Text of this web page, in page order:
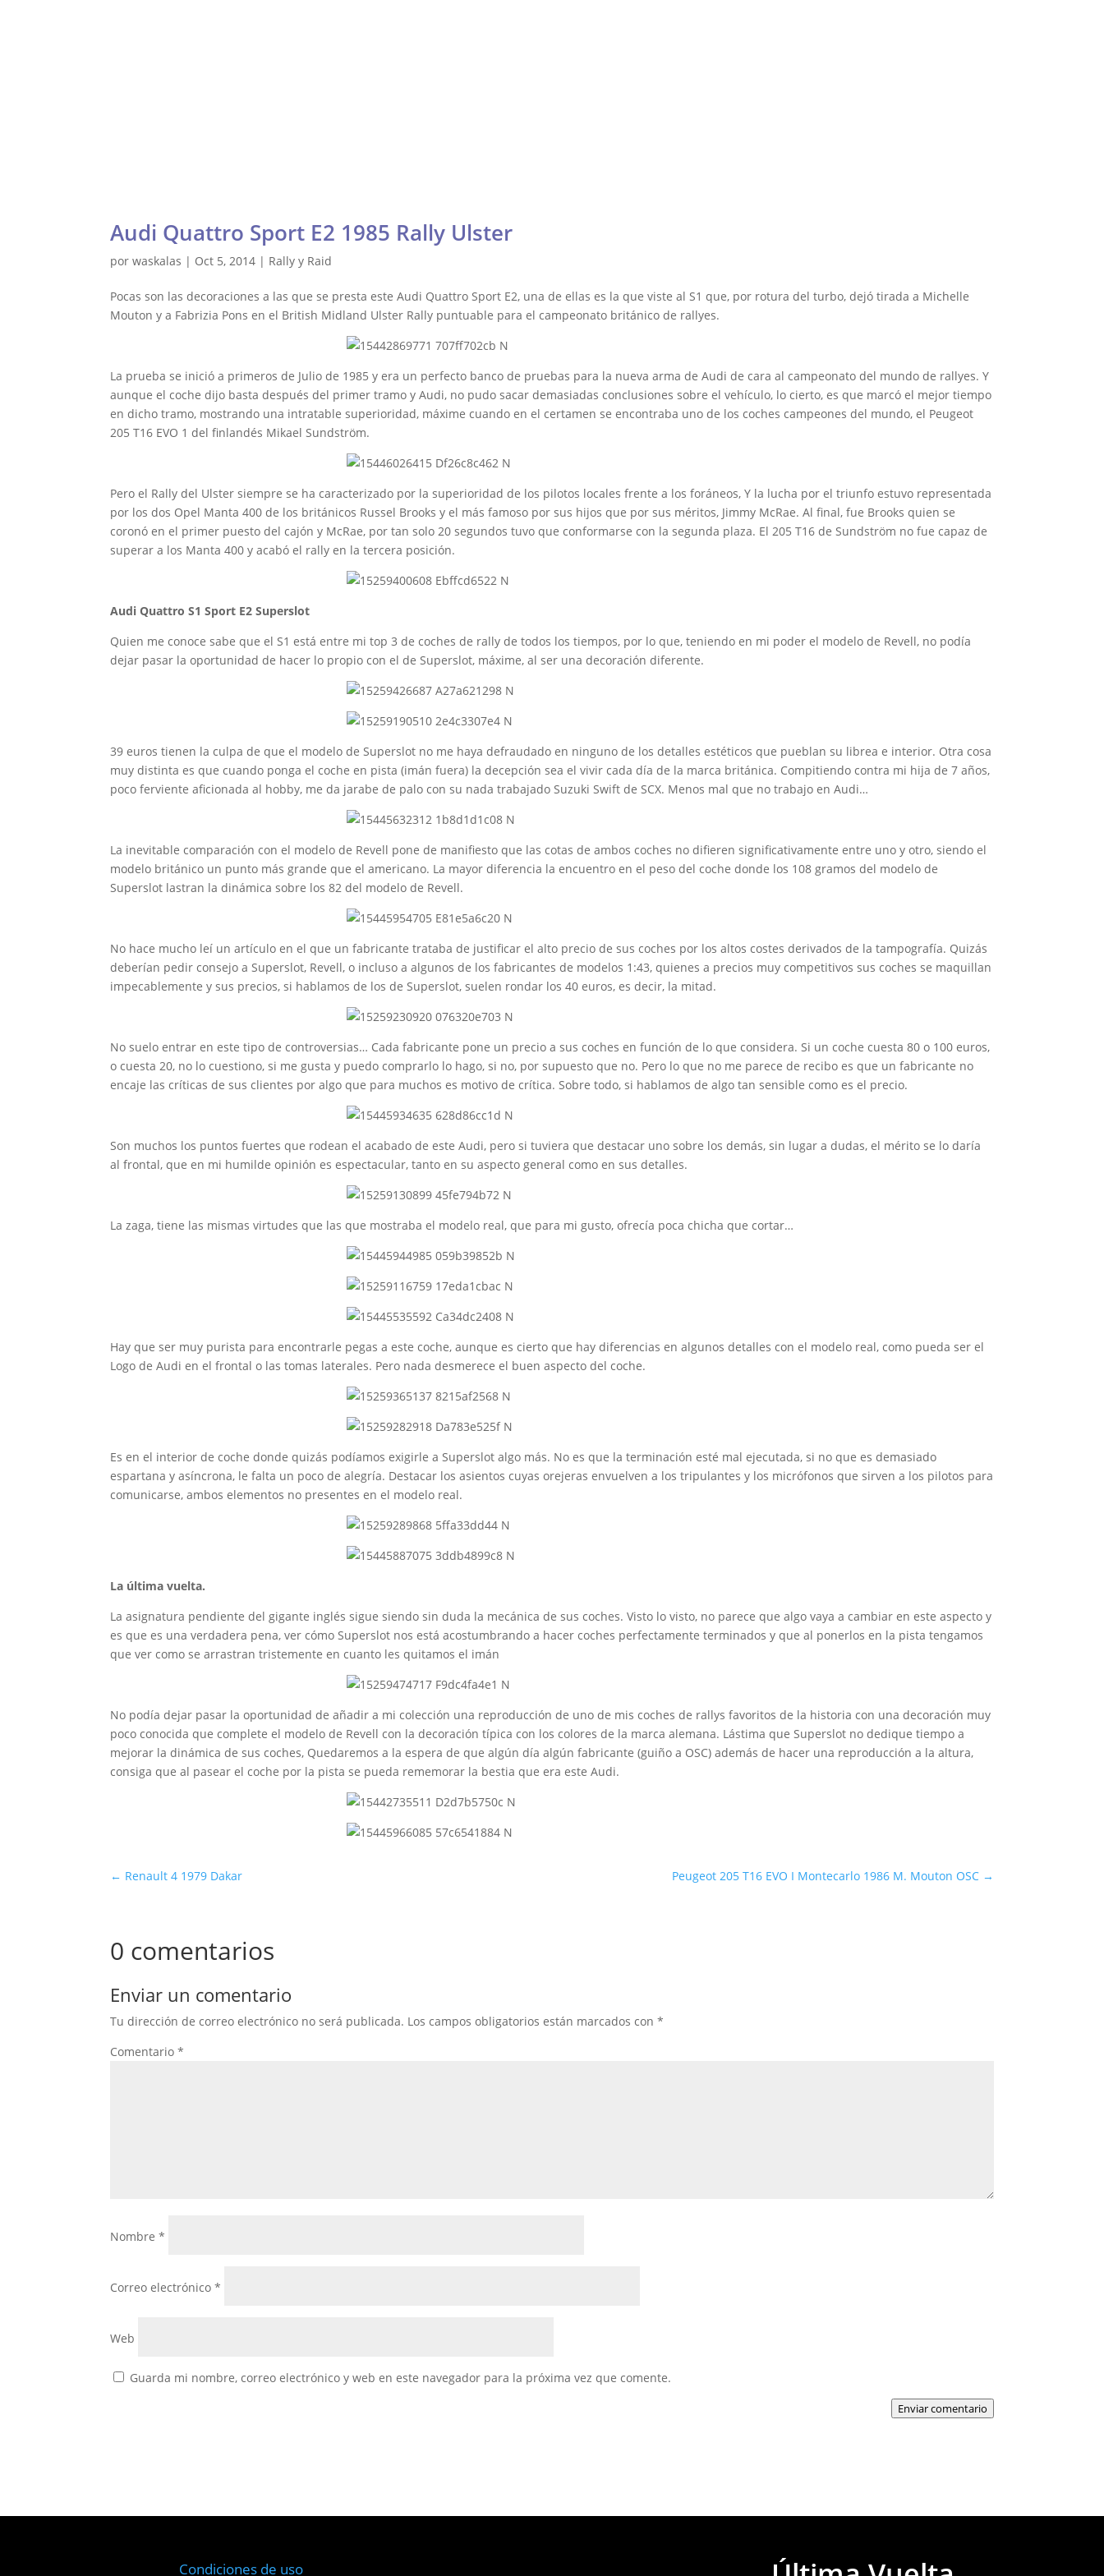
Audi Quattro Sport E2 1985 Rally Ulster
porwaskalas | Oct 5, 2014 | Rally y Raid
Pocas son las decoraciones a las que se presta este Audi Quattro Sport E2, una de ellas es la que viste al S1 que, por rotura del turbo, dejó tirada a Michelle
Mouton y a Fabrizia Pons en el British Midland Ulster Rally puntuable para el campeonato británico de rallyes.
La prueba se inició a primeros de Julio de 1985 y era un perfecto banco de pruebas para la nueva arma de Audi de cara al campeonato del mundo de rallyes. Y
aunque el coche dijo basta después del primer tramo y Audi, no pudo sacar demasiadas conclusiones sobre el vehículo, lo cierto, es que marcó el mejor tiempo
en dicho tramo, mostrando una intratable superioridad, máxime cuando en el certamen se encontraba uno de los coches campeones del mundo, el Peugeot
205 T16 EVO 1 del finlandés Mikael Sundström.
Pero el Rally del Ulster siempre se ha caracterizado por la superioridad de los pilotos locales frente a los foráneos, Y la lucha por el triunfo estuvo representada
por los dos Opel Manta 400 de los británicos Russel Brooks y el más famoso por sus hijos que por sus méritos, Jimmy McRae. Al final, fue Brooks quien se
coronó en el primer puesto del cajón y McRae, por tan solo 20 segundos tuvo que conformarse con la segunda plaza. El 205 T16 de Sundström no fue capaz de
superar a los Manta 400 y acabó el rally en la tercera posición.
Audi Quattro S1 Sport E2 Superslot
Quien me conoce sabe que el S1 está entre mi top 3 de coches de rally de todos los tiempos, por lo que, teniendo en mi poder el modelo de Revell, no podía
dejar pasar la oportunidad de hacer lo propio con el de Superslot, máxime, al ser una decoración diferente.
39 euros tienen la culpa de que el modelo de Superslot no me haya defraudado en ninguno de los detalles estéticos que pueblan su librea e interior. Otra cosa
muy distinta es que cuando ponga el coche en pista (imán fuera) la decepción sea el vivir cada día de la marca británica. Compitiendo contra mi hija de 7 años,
poco ferviente aficionada al hobby, me da jarabe de palo con su nada trabajado Suzuki Swift de SCX. Menos mal que no trabajo en Audi…
La inevitable comparación con el modelo de Revell pone de manifiesto que las cotas de ambos coches no difieren significativamente entre uno y otro, siendo el
modelo británico un punto más grande que el americano. La mayor diferencia la encuentro en el peso del coche donde los 108 gramos del modelo de
Superslot lastran la dinámica sobre los 82 del modelo de Revell.
No hace mucho leí un artículo en el que un fabricante trataba de justificar el alto precio de sus coches por los altos costes derivados de la tampografía. Quizás
deberían pedir consejo a Superslot, Revell, o incluso a algunos de los fabricantes de modelos 1:43, quienes a precios muy competitivos sus coches se maquillan
impecablemente y sus precios, si hablamos de los de Superslot, suelen rondar los 40 euros, es decir, la mitad.
No suelo entrar en este tipo de controversias… Cada fabricante pone un precio a sus coches en función de lo que considera. Si un coche cuesta 80 o 100 euros,
o cuesta 20, no lo cuestiono, si me gusta y puedo comprarlo lo hago, si no, por supuesto que no. Pero lo que no me parece de recibo es que un fabricante no
encaje las críticas de sus clientes por algo que para muchos es motivo de crítica. Sobre todo, si hablamos de algo tan sensible como es el precio.
Son muchos los puntos fuertes que rodean el acabado de este Audi, pero si tuviera que destacar uno sobre los demás, sin lugar a dudas, el mérito se lo daría
al frontal, que en mi humilde opinión es espectacular, tanto en su aspecto general como en sus detalles.
La zaga, tiene las mismas virtudes que las que mostraba el modelo real, que para mi gusto, ofrecía poca chicha que cortar…
Hay que ser muy purista para encontrarle pegas a este coche, aunque es cierto que hay diferencias en algunos detalles con el modelo real, como pueda ser el
Logo de Audi en el frontal o las tomas laterales. Pero nada desmerece el buen aspecto del coche.
Es en el interior de coche donde quizás podíamos exigirle a Superslot algo más. No es que la terminación esté mal ejecutada, si no que es demasiado
espartana y asíncrona, le falta un poco de alegría. Destacar los asientos cuyas orejeras envuelven a los tripulantes y los micrófonos que sirven a los pilotos para
comunicarse, ambos elementos no presentes en el modelo real.
La última vuelta.
La asignatura pendiente del gigante inglés sigue siendo sin duda la mecánica de sus coches. Visto lo visto, no parece que algo vaya a cambiar en este aspecto y
es que es una verdadera pena, ver cómo Superslot nos está acostumbrando a hacer coches perfectamente terminados y que al ponerlos en la pista tengamos
que ver como se arrastran tristemente en cuanto les quitamos el imán
No podía dejar pasar la oportunidad de añadir a mi colección una reproducción de uno de mis coches de rallys favoritos de la historia con una decoración muy
poco conocida que complete el modelo de Revell con la decoración típica con los colores de la marca alemana. Lástima que Superslot no dedique tiempo a
mejorar la dinámica de sus coches, Quedaremos a la espera de que algún día algún fabricante (guiño a OSC) además de hacer una reproducción a la altura,
consiga que al pasear el coche por la pista se pueda rememorar la bestia que era este Audi.
← Renault 4 1979 Dakar Peugeot 205 T16 EVO I Montecarlo 1986 M. Mouton OSC→
0 comentarios
Enviar un comentario
Tu dirección de correo electrónico no será publicada. Los campos obligatorios están marcados con*
Comentario*
Nombre*
Correo electrónico*
Web
Guarda mi nombre, correo electrónico y web en este navegador para la próxima vez que comente.
Enviar comentario
Condiciones de uso